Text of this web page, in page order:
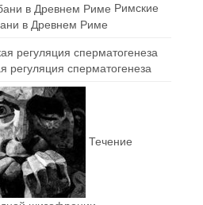
Римские
в Древнем Риме
регуляция сперматогенеза
Течение